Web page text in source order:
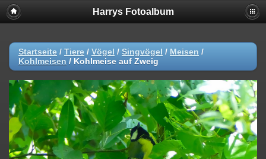
Harrys Fotoalbum
Startseite / Tiere / Vögel / Singvögel / Meisen /
Kohlmeisen / Kohlmeise auf Zweig